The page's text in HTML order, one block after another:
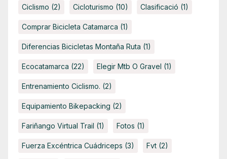
Ciclismo (2) Cicloturismo (10) Clasificació (1)
Comprar Bicicleta Catamarca (1)
Diferencias Bicicletas Montaña Ruta (1)
Ecocatamarca (22) Elegir Mtb O Gravel (1)
Entrenamiento Ciclismo. (2)
Equipamiento Bikepacking (2)
Fariñango Virtual Trail (1) Fotos (1)
Fuerza Excéntrica Cuádriceps (3) Fvt (2)